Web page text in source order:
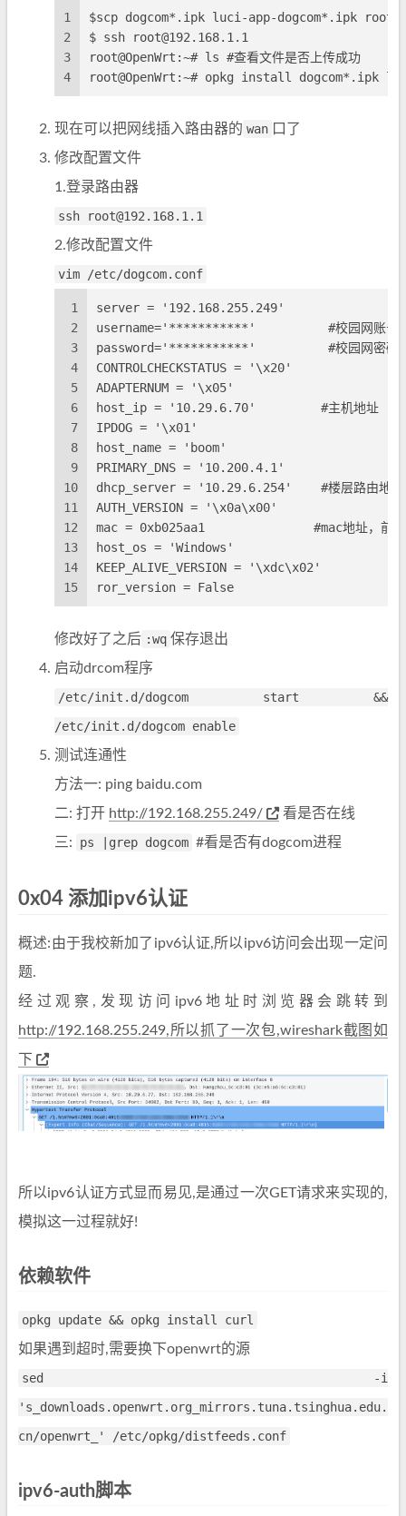
1
2
3
4
$scp dogcom*.ipk luci-app-dogcom*.ipk
$ ssh root@192.168.1.1
root@OpenWrt:~# ls #查看文件是否上传成功
root@OpenWrt:~# opkg install dogcom*.ipk
现在可以把网线插入路由器的 wan 口了
修改配置文件
1.登录路由器
ssh root@192.168.1.1
2.修改配置文件
vim /etc/dogcom.conf
1
2
3
4
5
6
7
8
9
10
11
12
13
14
15
server = '192.168.255.249'
username='***********'          #校园网账号
password='***********'          #校园网密码
CONTROLCHECKSTATUS = '\x20'
ADAPTERNUM = '\x05'
host_ip = '10.29.6.70'         #主机地址
IPDOG = '\x01'
host_name = 'boom'
PRIMARY_DNS = '10.200.4.1'
dhcp_server = '10.29.6.254'    #楼层路由地址
AUTH_VERSION = '\x0a\x00'
mac = 0xb025aa1               #mac地址，前面
host_os = 'Windows'
KEEP_ALIVE_VERSION = '\xdc\x02'
ror_version = False
修改好了之后 :wq 保存退出
启动drcom程序
/etc/init.d/dogcom start &&
/etc/init.d/dogcom enable
测试连通性
方法一: ping baidu.com
二: 打开 http://192.168.255.249/
看是否在线
三:
ps |grep dogcom #看是否有dogcom进程
0x04 添加ipv6认证
概述:由于我校新加了ipv6认证,所以ipv6访问会出现一定问
题.
经过观察,发现访问ipv6地址时浏览器会跳转到
http://192.168.255.249,所以抓了一次包,wireshark截图如
下
所以ipv6认证方式显而易见,是通过一次GET请求来实现的,
模拟这一过程就好!
依赖软件
opkg update && opkg install curl
如果遇到超时,需要换下openwrt的源
sed -i
's_downloads.openwrt.org_mirrors.tuna.tsinghua.edu.
cn/openwrt_' /etc/opkg/distfeeds.conf
ipv6-auth脚本